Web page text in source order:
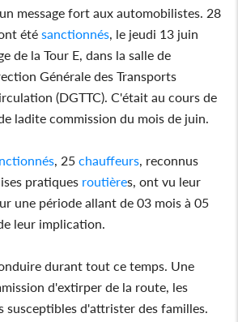
message fort aux automobilistes. 28
étésanctionnés, le jeudi 13 juin
de la Tour E, dans la salle de
Générale des Transports
(DGTTC). C'était au cours de
ladite commission du mois de juin.
, 25chauffeurs, reconnus
pratiques routières, ont vu leur
une période allant de 03 mois à 05
leur implication.
durant tout ce temps. Une
d'extirper de la route, les
susceptibles d'attrister des familles.